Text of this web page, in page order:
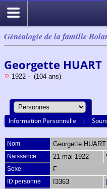
Généalogie de la famille
Georgette HUART
1922 - (104 ans)
Information Personnelle |
Nom Georgette HUART
Naissance 21 mai 1922
Sexe F
ID personne I3363